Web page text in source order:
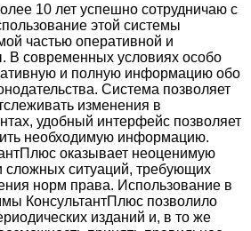
10 лет успешно сотрудничаю с
этой системы
частью оперативной и
В современных условиях особо
и полную информацию обо
Система позволяет
изменения в
удобный интерфейс позволяет
необходимую информацию.
оказывает неоценимую
ситуаций, требующих
норм права. Использование в
КонсультантПлюс позволило
изданий и, в то же